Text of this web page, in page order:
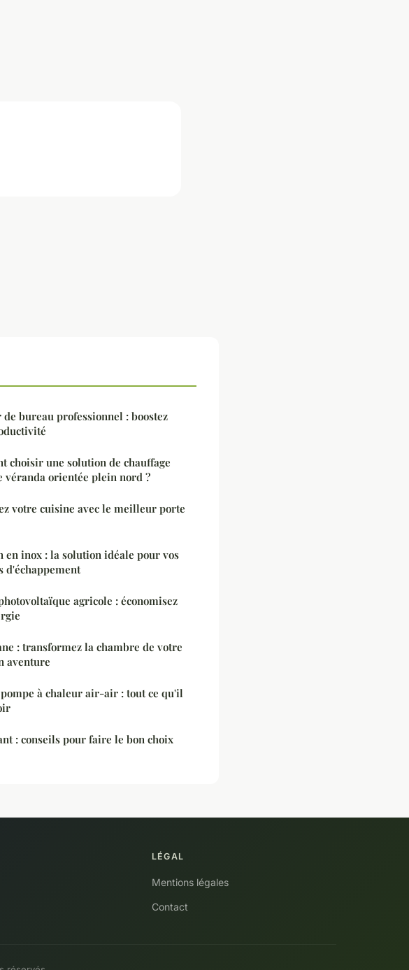
bureau professionnel : boostez
choisir une solution de chauffage
véranda orientée plein nord ?
votre cuisine avec le meilleur porte
en inox : la solution idéale pour vos
d'échappement
agricole : économisez
: transformez la chambre de votre
aventure
à chaleur air-air : tout ce qu'il
: conseils pour faire le bon choix
LÉGAL
Mentions légales
Contact